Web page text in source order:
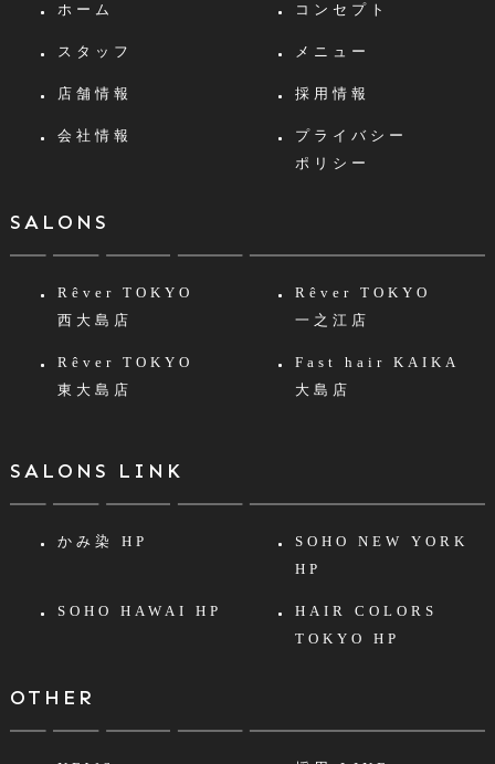
ホーム コンセプト
スタッフ メニュー
店舗情報 採用情報
会社情報
プライバシー
ポリシー
SALONS
Rêver TOKYO
西大島店
Rêver TOKYO
一之江店
Rêver TOKYO
東大島店
Fast hair KAIKA
大島店
SALONS LINK
かみ染 HP
SOHO NEW YORK
HP
SOHO HAWAI HP
HAIR COLORS
TOKYO HP
OTHER